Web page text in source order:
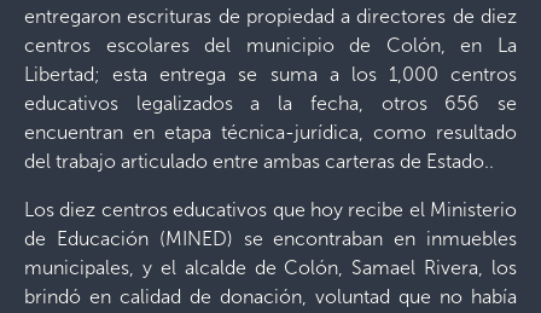
entregaron escrituras de propiedad a directores de diez
centros escolares del municipio de Colón, en La
Libertad; esta entrega se suma a los 1,000 centros
educativos legalizados a la fecha, otros 656 se
encuentran en etapa técnica-jurídica, como resultado
del trabajo articulado entre ambas carteras de Estado..
Los diez centros educativos que hoy recibe el Ministerio
de Educación (MINED) se encontraban en inmuebles
municipales, y el alcalde de Colón, Samael Rivera, los
brindó en calidad de donación, voluntad que no había